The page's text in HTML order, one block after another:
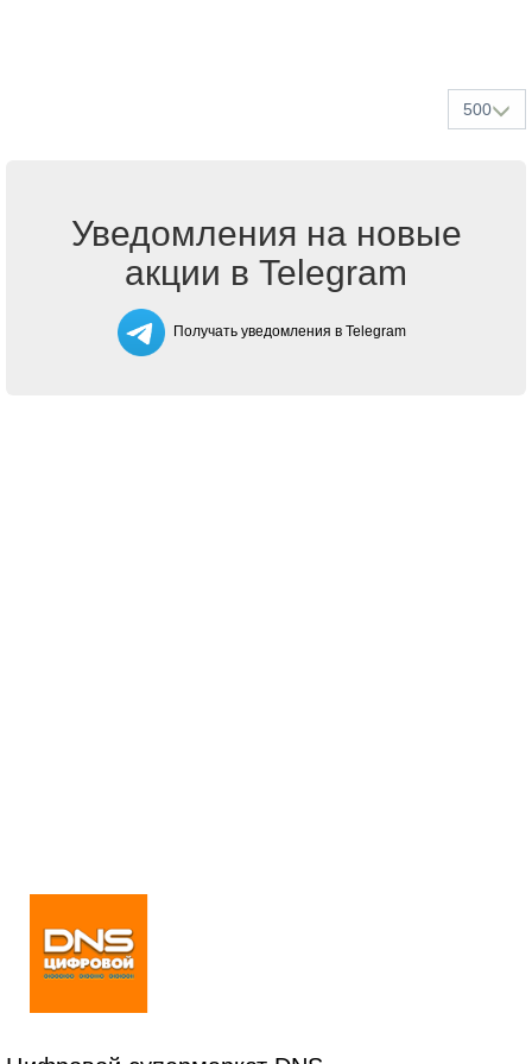
500
Уведомления на новые
акции в Telegram
Получать уведомления в Telegram